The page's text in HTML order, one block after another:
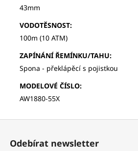
43mm
VODOTĚSNOST:
100m (10 ATM)
ZAPÍNÁNÍ ŘEMÍNKU/TAHU:
Spona - překlápěcí s pojistkou
MODELOVÉ ČÍSLO:
AW1880-55X
Z
Odebírat newsletter